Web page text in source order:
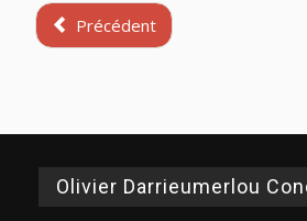
Précédent
Olivier Darrieumerlou